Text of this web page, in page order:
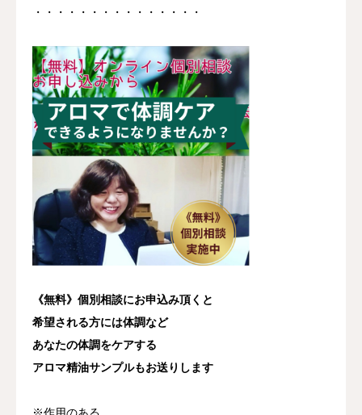
・・・・・・・・・・・・・・・
《無料》個別相談にお申込み頂くと
希望される方には体調など
あなたの体調をケアする
アロマ精油サンプルもお送りします
※作用のある